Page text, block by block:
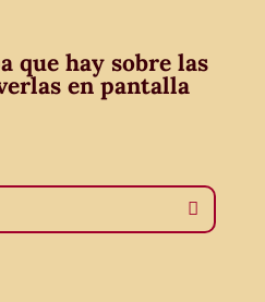
que hay sobre las
en pantalla